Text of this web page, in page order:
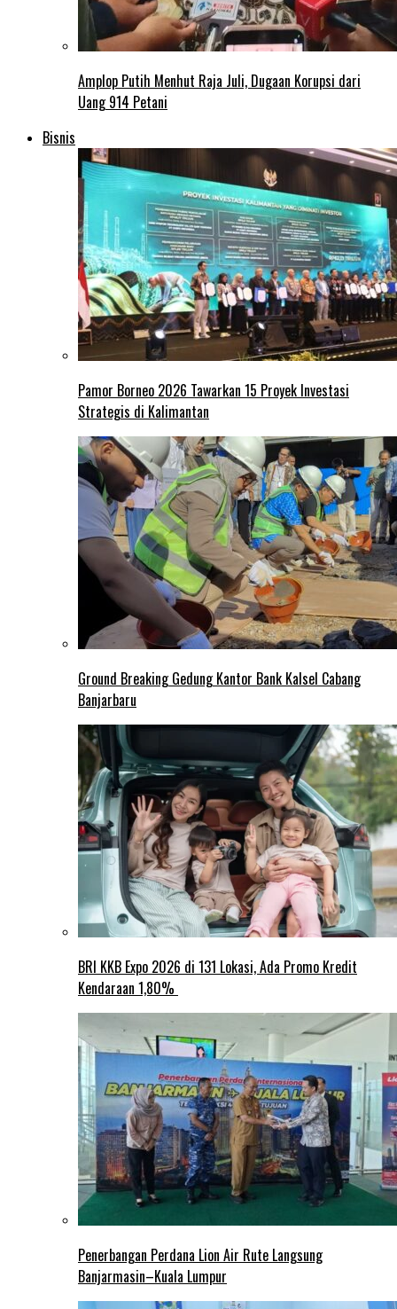
Amplop Putih Menhut Raja Juli, Dugaan Korupsi dari
Uang 914 Petani
Bisnis
Pamor Borneo 2026 Tawarkan 15 Proyek Investasi
Strategis di Kalimantan
Ground Breaking Gedung Kantor Bank Kalsel Cabang
Banjarbaru
BRI KKB Expo 2026 di 131 Lokasi, Ada Promo Kredit
Kendaraan 1,80%
Penerbangan Perdana Lion Air Rute Langsung
Banjarmasin–Kuala Lumpur